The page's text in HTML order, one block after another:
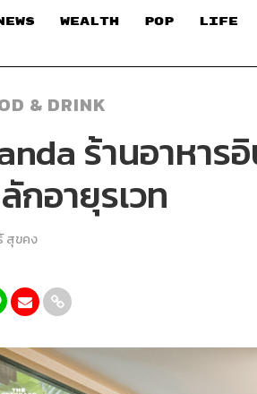
WEALTH POP LIFE
& DRINK
ร้านอาหาร
กอายุรเวท
สุขคง